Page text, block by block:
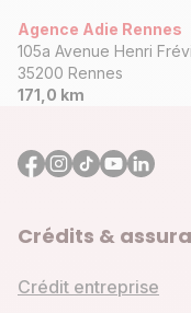
Agence Adie Rennes
105a Avenue Henri
35200 Rennes
171,0 km
Crédits &
Crédit entreprise